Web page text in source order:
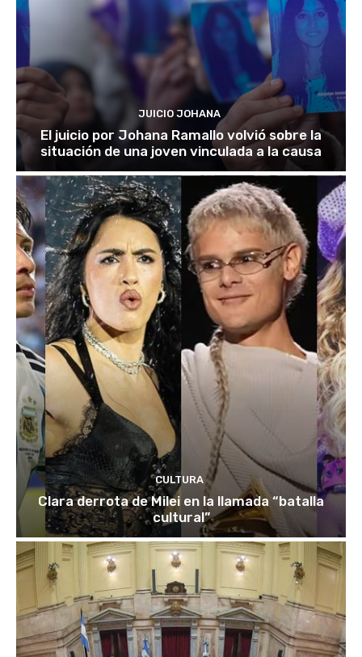
JUICIO JOHANA
El juicio por Johana Ramallo volvió sobre la
situación de una joven vinculada a la causa
CULTURA
Clara derrota de Milei en la llamada “batalla
cultural”